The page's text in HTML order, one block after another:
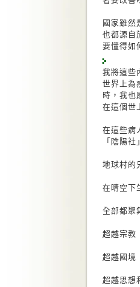
國家雖然
也都源自
要懂得如
我將這些
世界上為
時，我也
在這個世
在這些病
「陰陽
地球村的
在晴空下
全部都聚
超越宗教
超越國境
超越思想